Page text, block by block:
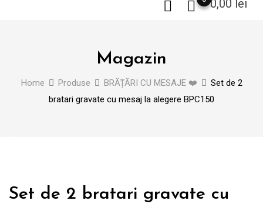
0,00 lei
Magazin
Home Produse BRĂȚĂRI CU MESAJE ❤️
Set de 2
bratari gravate cu mesaj la alegere BPC150
Set de 2 bratari gravate cu